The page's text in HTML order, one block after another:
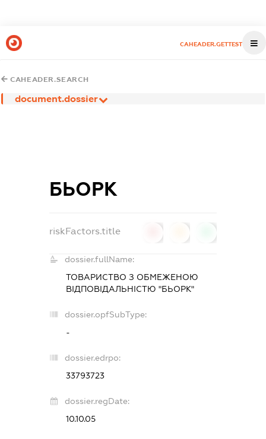
CAHEADER.GETTEST
CAHEADER.SEARCH
document.dossier
БЬОРК
riskFactors.title
dossier.fullName:
ТОВАРИСТВО З ОБМЕЖЕНОЮ
ВІДПОВІДАЛЬНІСТЮ "БЬОРК"
dossier.opfSubType:
-
dossier.edrpo:
33793723
dossier.regDate:
10.10.05